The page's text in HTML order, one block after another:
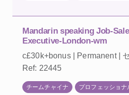
Mandarin speaking Job-
Executive-London-wm
c£30k+bonus | Permanent |
Ref: 22445
チームチャイナ プロフェッショナ